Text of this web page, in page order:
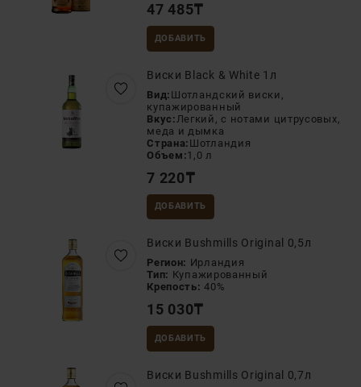
47 485₸
ДОБАВИТЬ
Виски Black & White 1л
Вид: Шотландский виски,
купажированный
Вкус:Легкий, с нотами цитрусовых,
меда и дымка
Страна: Шотландия
Объем:1,0 л
7 220₸
ДОБАВИТЬ
Виски Bushmills Original 0,5л
Регион: Ирландия
Тип: Купажированный
Крепость: 40%
15 030₸
ДОБАВИТЬ
Виски Bushmills Original 0,7л